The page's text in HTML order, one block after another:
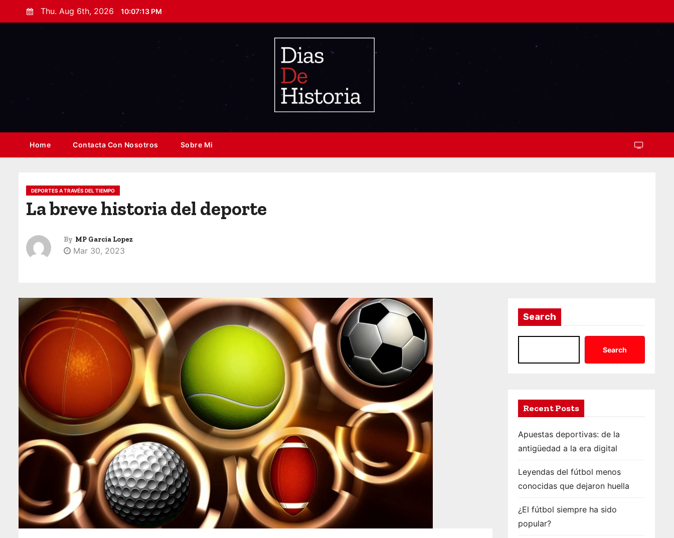
k
t
Thu. Aug 6th, 2026 10:07:15 PM
Home Contacta Con Nosotros Sobre Mi
DEPORTES A TRAVÉS DEL TIEMPO
La breve historia del deporte
By MP Garcia Lopez
Mar 30, 2023
Search
Search
Recent Posts
Apuestas deportivas: de la
antigüedad a la era digital
Leyendas del fútbol menos
conocidas que dejaron huella
¿El fútbol siempre ha sido
popular?